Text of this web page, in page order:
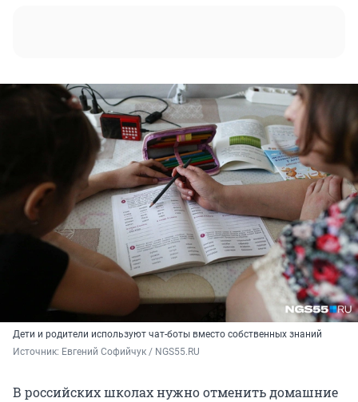
Дети и родители используют чат-боты вместо собственных знаний
Источник: Евгений Софийчук / NGS55.RU
В российских школах нужно отменить домашние